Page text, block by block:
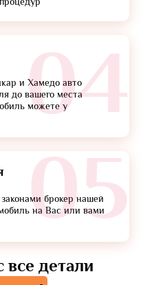
04
и Хамедо авто
до вашего места
можете у
05
брокер нашей
на Вас или вами
все детали